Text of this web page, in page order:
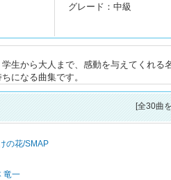
グレード：中級
生から大人まで、感動を与えてくれる
になる曲集です。
[全30曲
の花/SMAP
竜一